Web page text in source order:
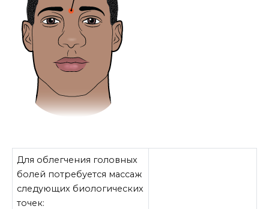
Для облегчения головных
болей потребуется массаж
следующих биологических
точек: